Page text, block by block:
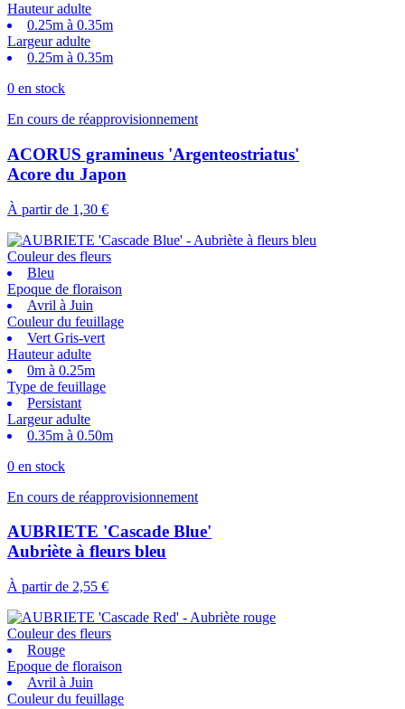
Hauteur adulte
0.25m à 0.35m
Largeur adulte
0.25m à 0.35m
0 en stock
En cours de réapprovisionnement
ACORUS gramineus 'Argenteostriatus'
Acore du Japon
À partir de 1,30 €
Couleur des fleurs
Bleu
Epoque de floraison
Avril à Juin
Couleur du feuillage
Vert Gris-vert
Hauteur adulte
0m à 0.25m
Type de feuillage
Persistant
Largeur adulte
0.35m à 0.50m
0 en stock
En cours de réapprovisionnement
AUBRIETE 'Cascade Blue'
Aubriète à fleurs bleu
À partir de 2,55 €
Couleur des fleurs
Rouge
Epoque de floraison
Avril à Juin
Couleur du feuillage